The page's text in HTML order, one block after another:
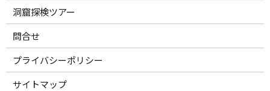
洞窟探検ツアー
問合せ
プライバシーポリシー
サイトマップ